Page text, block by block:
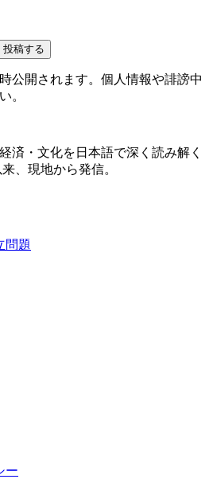
投稿する
公開されます。個人情報や誹謗中
。
済・文化を日本語で深く読み解く
、現地から発信。
問題
ー